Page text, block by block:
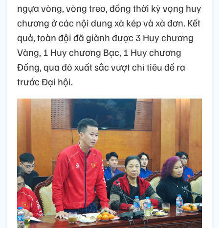
ngựa vòng, vòng treo, đồng thời kỳ vọng huy
chương ở các nội dung xà kép và xà đơn. Kết
quả, toàn đội đã giành được 3 Huy chương
Vàng, 1 Huy chương Bạc, 1 Huy chương
Đồng, qua đó xuất sắc vượt chỉ tiêu đề ra
trước Đại hội.